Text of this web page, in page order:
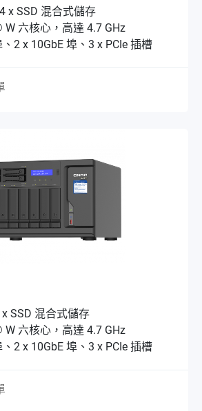
x SSD 混合式儲存
六核心，高達 4.7 GHz
2 x 10GbE 埠、3 x PCIe 插槽
SSD 混合式儲存
六核心，高達 4.7 GHz
2 x 10GbE 埠、3 x PCIe 插槽